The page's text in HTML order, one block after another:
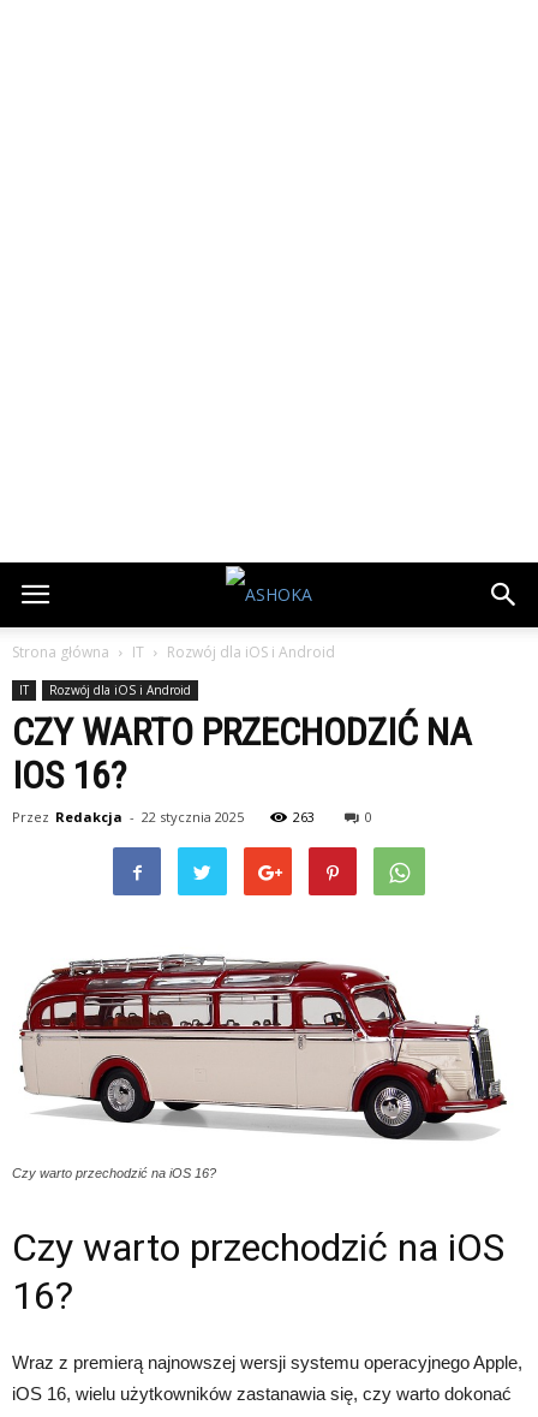
Strona główna IT Rozwój dla iOS i Android
IT Rozwój dla iOS i Android
CZY WARTO PRZECHODZIĆ NA
IOS 16?
Przez Redakcja - 22 stycznia 2025 263 0
Czy warto przechodzić na iOS 16?
Czy warto przechodzić na iOS
16?
Wraz z premierą najnowszej wersji systemu operacyjnego Apple,
iOS 16, wielu użytkowników zastanawia się, czy warto dokonać